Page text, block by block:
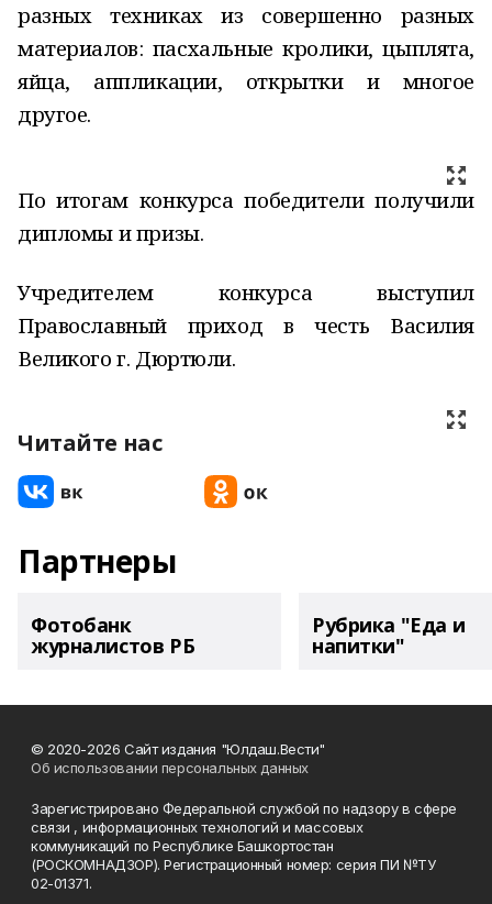
разных техниках из совершенно разных
материалов: пасхальные кролики, цыплята,
яйца, аппликации, открытки и многое
другое.
По итогам конкурса победители получили
дипломы и призы.
Учредителем конкурса выступил
Православный приход в честь Василия
Великого г. Дюртюли.
Читайте нас
Партнеры
Фотобанк
журналистов РБ
Рубрика "Еда и
напитки"
© 2020-2026 Сайт издания "Юлдаш.Вести"
Об использовании персональных данных
Зарегистрировано Федеральной службой по надзору в сфере
связи , информационных технологий и массовых
коммуникаций по Республике Башкортостан
(РОСКОМНАДЗОР). Регистрационный номер: серия ПИ №ТУ
02-01371.